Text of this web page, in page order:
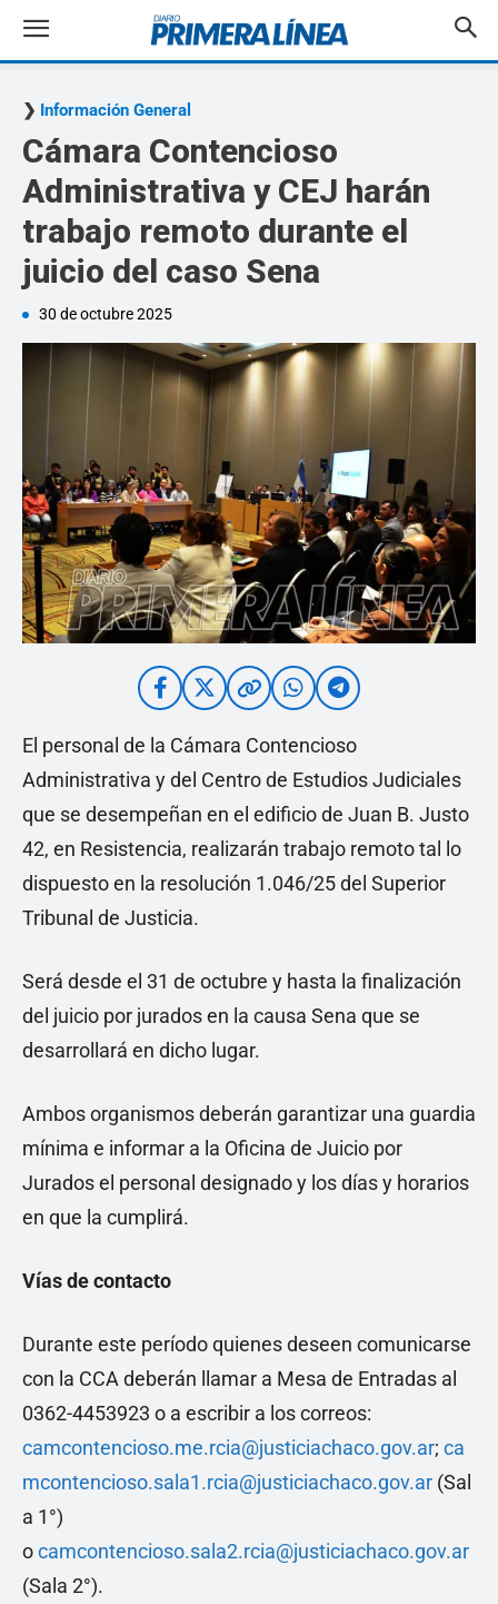
Información General
Cámara Contencioso
Administrativa y CEJ harán
trabajo remoto durante el
juicio del caso Sena
30 de octubre 2025
El personal de la Cámara Contencioso
Administrativa y del Centro de Estudios Judiciales
que se desempeñan en el edificio de Juan B. Justo
42, en Resistencia, realizarán trabajo remoto tal lo
dispuesto en la resolución 1.046/25 del Superior
Tribunal de Justicia.
Será desde el 31 de octubre y hasta la finalización
del juicio por jurados en la causa Sena que se
desarrollará en dicho lugar.
Ambos organismos deberán garantizar una guardia
mínima e informar a la Oficina de Juicio por
Jurados el personal designado y los días y horarios
en que la cumplirá.
Vías de contacto
Durante este período quienes deseen comunicarse
con la CCA deberán llamar a Mesa de Entradas al
0362-4453923 o a escribir a los correos:
camcontencioso.me.rcia@justiciachaco.gov.ar; ca
mcontencioso.sala1.rcia@justiciachaco.gov.ar (Sal
a 1°)
ocamcontencioso.sala2.rcia@justiciachaco.gov.ar
(Sala 2°).